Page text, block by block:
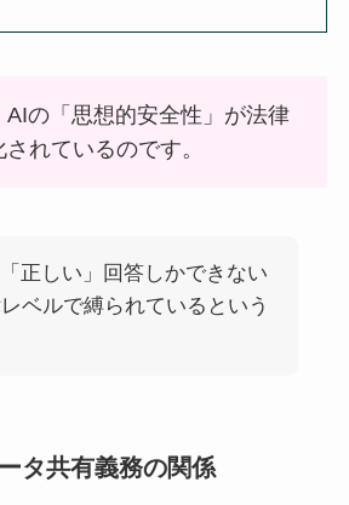
AIの「思想的安全性」が法律
れているのです。
正しい」回答しかできない
ベルで縛られているという
タ共有義務の関係